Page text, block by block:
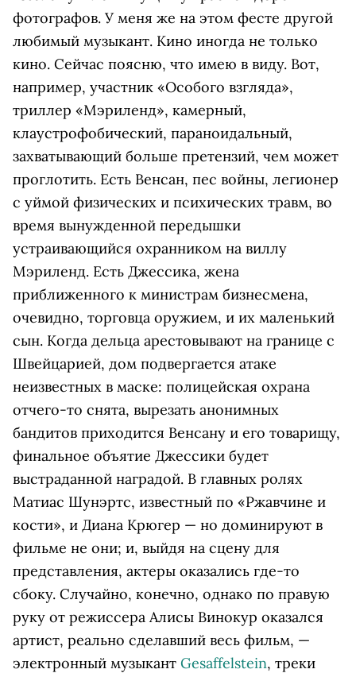
фотографов. У меня же на этом фесте другой
любимый музыкант. Кино иногда не только
кино. Сейчас поясню, что имею в виду. Вот,
например, участник «Особого взгляда»,
триллер «Мэриленд», камерный,
клаустрофобический, параноидальный,
захватывающий больше претензий, чем может
проглотить. Есть Венсан, пес войны, легионер
с уймой физических и психических травм, во
время вынужденной передышки
устраивающийся охранником на виллу
Мэриленд. Есть Джессика, жена
приближенного к министрам бизнесмена,
очевидно, торговца оружием, и их маленький
сын. Когда дельца арестовывают на границе с
Швейцарией, дом подвергается атаке
неизвестных в маске: полицейская охрана
отчего-то снята, вырезать анонимных
бандитов приходится Венсану и его товарищу,
финальное объятие Джессики будет
выстраданной наградой. В главных ролях
Матиас Шунэртс, известный по «Ржавчине и
кости», и Диана Крюгер — но доминируют в
фильме не они; и, выйдя на сцену для
представления, актеры оказались где-то
сбоку. Случайно, конечно, однако по правую
руку от режиссера Алисы Винокур оказался
артист, реально сделавший весь фильм, —
электронный музыкант Gesaffelstein, треки